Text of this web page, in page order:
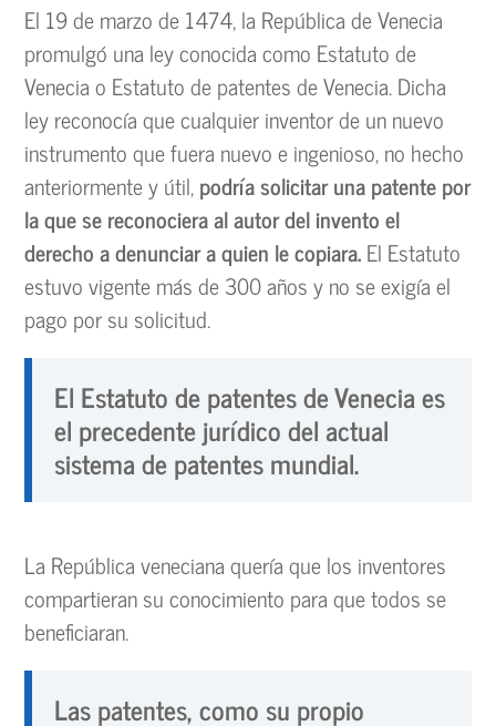
El 19 de marzo de 1474, la República de Venecia
promulgó una ley conocida como Estatuto de
Venecia o Estatuto de patentes de Venecia. Dicha
ley reconocía que cualquier inventor de un nuevo
instrumento que fuera nuevo e ingenioso, no hecho
anteriormente y útil,podría solicitar una patente por
la que se reconociera al autor del invento el
derecho a denunciar a quien le copiara.El Estatuto
estuvo vigente más de 300 años y no se exigía el
pago por su solicitud.
El Estatuto de patentes de Venecia es
el precedente jurídico del actual
sistema de patentes mundial.
La República veneciana quería que los inventores
compartieran su conocimiento para que todos se
beneficiaran.
Las patentes, como su propio